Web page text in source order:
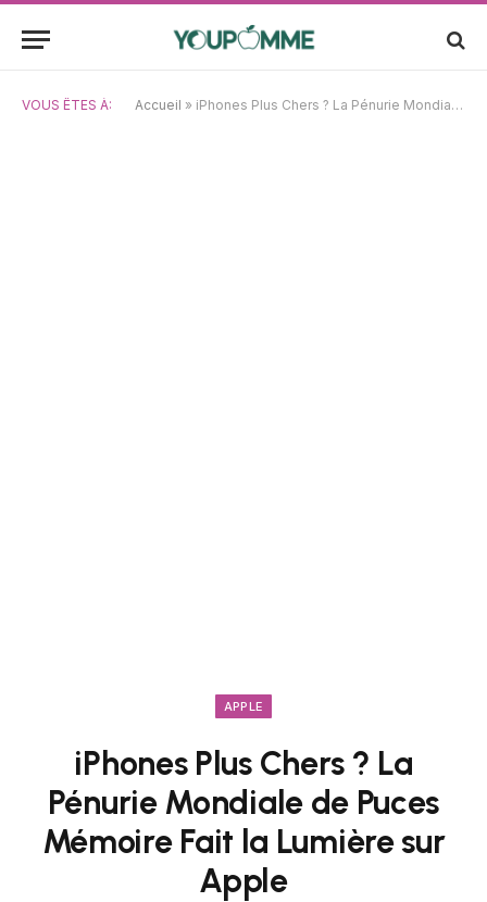
VOUS ÊTES À: Accueil » iPhones Plus Chers ? La Pénurie Mondiale de Puces Mémoire Fait la Lumière sur Apple
APPLE
iPhones Plus Chers ? La
Pénurie Mondiale de Puces
Mémoire Fait la Lumière sur
Apple